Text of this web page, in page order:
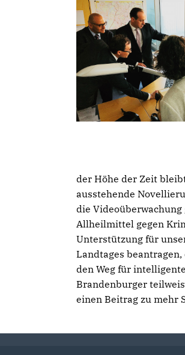
der Höhe der Zeit
ausstehende
die
Allheilmittel gegen
Unterstützung für
Landtages
den Weg für
Brandenburger
einen Beitrag zu mehr